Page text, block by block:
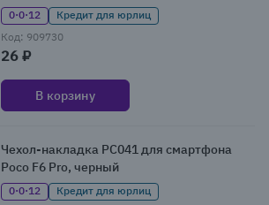
A72, бордовый
0·0·12
Кредит для юрлиц
Код: 909730
26 ₽
В корзину
Чехол-накладка PC041 для смартфона
Poco F6 Pro, черный
0·0·12
Кредит для юрлиц